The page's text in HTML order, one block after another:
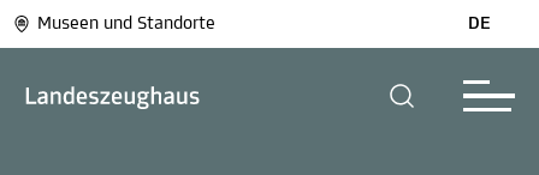
Museen und Standorte DE